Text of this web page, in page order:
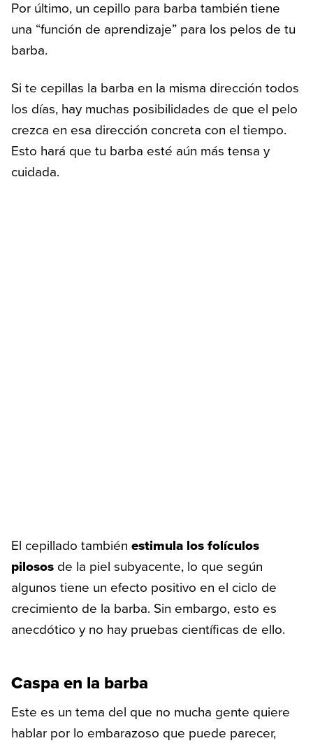
Por último, un cepillo para barba también tiene
una “función de aprendizaje” para los pelos de tu
barba.
Si te cepillas la barba en la misma dirección todos
los días, hay muchas posibilidades de que el pelo
crezca en esa dirección concreta con el tiempo.
Esto hará que tu barba esté aún más tensa y
cuidada.
El cepillado también estimula los folículos
pilosos de la piel subyacente, lo que según
algunos tiene un efecto positivo en el ciclo de
crecimiento de la barba. Sin embargo, esto es
anecdótico y no hay pruebas científicas de ello.
Caspa en la barba
Este es un tema del que no mucha gente quiere
hablar por lo embarazoso que puede parecer,